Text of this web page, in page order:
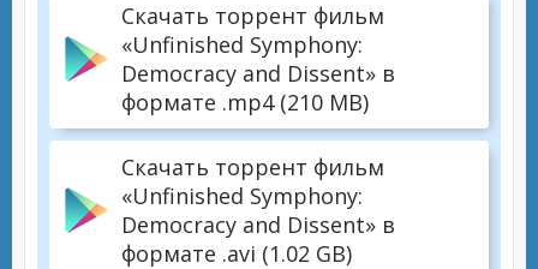
Скачать торрент фильм
«Unfinished Symphony:
Democracy and Dissent» в
формате .mp4 (210 MB)
Скачать торрент фильм
«Unfinished Symphony:
Democracy and Dissent» в
формате .avi (1.02 GB)